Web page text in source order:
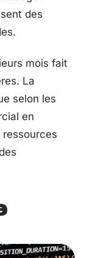
des
mois fait
La
selon les
en